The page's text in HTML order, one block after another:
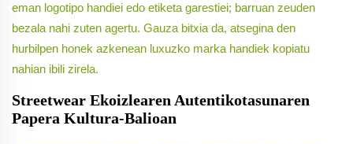
eman logotipo handiei edo etiketa garestiei; barruan zeuden
bezala nahi zuten agertu. Gauza bitxia da, atsegina den
hurbilpen honek azkenean luxuzko marka handiek kopiatu
nahian ibili zirela.
Streetwear Ekoizlearen Autentikotasunaren
Papera Kultura-Balioan